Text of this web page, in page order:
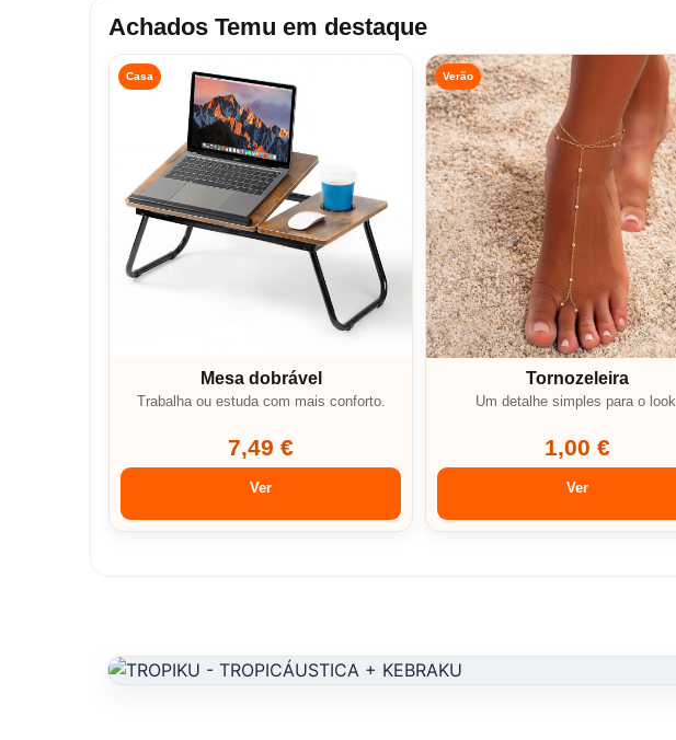
Achados Temu em destaque
Casa
Mesa dobrável
Trabalha ou estuda com mais conforto.
7,49 €
Ver
Verão
Tornozeleira
Um detalhe simples para o look.
1,00 €
Ver